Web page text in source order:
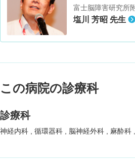
富士脳障害研究所
塩川 芳昭 先生
この病院の診療科
診療科
神経内科 循環器科 脳神経外科 麻酔科